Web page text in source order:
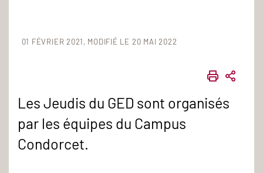
01 FÉVRIER 2021 MODIFIÉ LE 20 MAI 2022
Les Jeudis du GED sont organisés
par les équipes du Campus
Condorcet.